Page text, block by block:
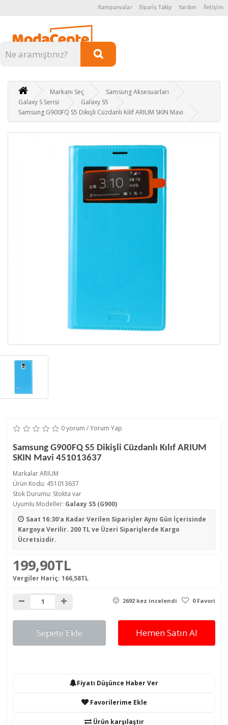
Kampanyalar Sipariş Takip Yardım İletişim
Kategoriler
Markanı Seç
Samsung Aksesuarları
Galaxy S Serisi
Galaxy S5
Samsung G900FQ S5 Dikişli Cüzdanlı Kılıf ARIUM SKIN Mavi
0 yorum /Yorum Yap
Samsung G900FQ S5 Dikişli Cüzdanlı Kılıf ARIUM
SKIN Mavi 451013637
MarkalarARIUM
Ürün Kodu: 451013637
Stok Durumu: Stokta var
Uyumlu Modeller: Galaxy S5 (G900)
Saat 16:30'a Kadar Verilen SiparişlerAynı Gün İçerisinde
Kargoya Verilir. 200 TL ve Üzeri Siparişlerde Kargo
Ücretsizdir.
199,90TL
Vergiler Hariç: 166,58TL
2692 kez incelendi 0 Favori
Sepete Ekle Hemen Satın Al
Fiyatı Düşünce Haber Ver
Favorilerime Ekle
Ürün karşılaştır